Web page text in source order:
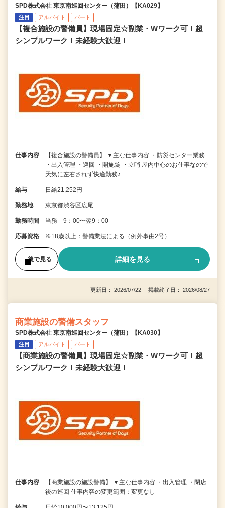
SPD株式会社 東京南巡回センター（蒲田）【KA029】
注目 アルバイト パート
【複合施設の警備員】現場固定☆副業・Wワーク可！超
シンプルワーク！未経験大歓迎！
仕事内容
【複合施設の警備員】 ▼主な仕事内容 ・防災センター業務
・出入管理 ・巡回 ・開施錠 ・立哨 屋内中心のお仕事なので
天気に左右されず快適勤務♪ …
給与 日給21,252円
勤務地 東京都渋谷区広尾
勤務時間 当務 9：00〜翌9：00
応募資格 ※18歳以上：警備業法による（例外事由2号）
後で見る 詳細を見る
更新日： 2026/07/22 掲載終了日： 2026/08/27
商業施設の警備スタッフ
SPD株式会社 東京南巡回センター（蒲田）【KA030】
注目 アルバイト パート
【商業施設の警備員】現場固定☆副業・Wワーク可！超
シンプルワーク！未経験大歓迎！
仕事内容
【商業施設の施設警備】 ▼主な仕事内容 ・出入管理 ・閉店
後の巡回 仕事内容の変更範囲：変更なし